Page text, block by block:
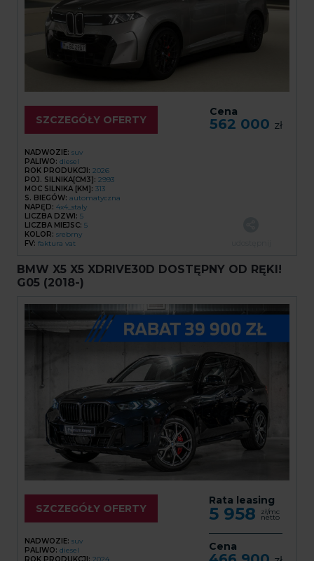
NADWOZIE: suv
PALIWO: diesel
ROK PRODUKCJI: 2026
POJ. SILNIKA[CM3]: 2993
MOC SILNIKA [KM]: 313
S. BIEGÓW: automatyczna
NAPĘD: 4x4_staly
LICZBA DZWI: 5
LICZBA MIEJSC: 5
KOLOR: srebrny
FV: faktura vat
SZCZEGÓŁY OFERTY
Cena
562 000 zł
BMW X5 X5 XDRIVE30D DOSTĘPNY OD RĘKI!
G05 (2018-)
NADWOZIE: suv
PALIWO: diesel
SZCZEGÓŁY OFERTY
Rata leasing
5 958 zł/mc
netto
Cena